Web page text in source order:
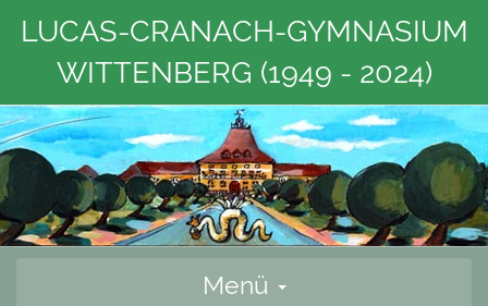
LUCAS-CRANACH-GYMNASIUM
WITTENBERG (1949 - 2024)
Menü